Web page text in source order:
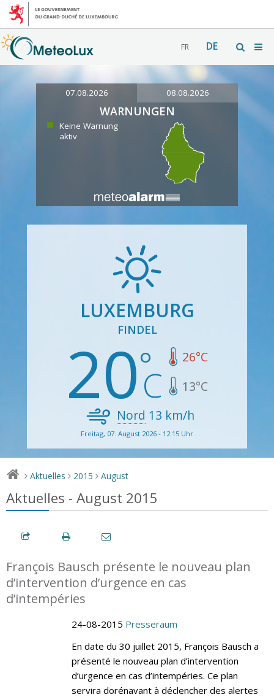
FR DE
07.08.2026 08.08.2026
WARNUNGEN
Keine Warnung
aktiv
LUXEMBURG
FINDEL
20 26°C
13°C
Nord 13 km/h
Freitag, 07. August 2026 - 12:15 Uhr
> Aktuelles > 2015 > August
Aktuelles - August 2015
François Bausch présente le nouveau plan
d’intervention d’urgence en cas
d’intempéries
24-08-2015 Presseraum
En date du 30 juillet 2015, François Bausch a
présenté le nouveau plan d’intervention
d’urgence en cas d’intempéries. Ce plan
servira dorénavant à déclencher des alertes